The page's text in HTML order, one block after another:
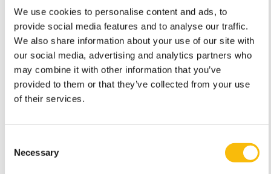
We use cookies to personalise content and ads, to
provide social media features and to analyse our traffic.
We also share information about your use of our site with
our social media, advertising and analytics partners who
may combine it with other information that you’ve
provided to them or that they’ve collected from your use
of their services.
Selection
Necessary
innovatief doel nodig dat je samen omarmt en handen
en voeten geeft.”
Emotie van vernieuwing
Zo’n bruisend geheel van mensen en teams begint bij
mensen die het helemaal voor zich zien. Van der Sluis:
“Een beetje zoals deelnemers aan het
televisieprogramma Ik vertrek een bouwval kunnen
ophemelen. Als kijker snap je niet wat ze er in zien
maar zij zien het helemaal voor zich. Zij geloven in het